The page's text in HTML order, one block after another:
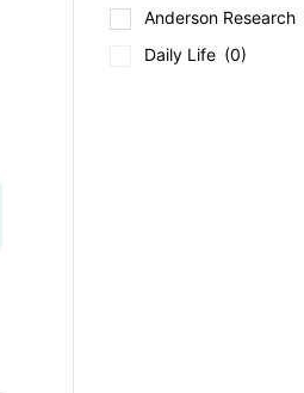
Anderson Research
Daily Life (0)